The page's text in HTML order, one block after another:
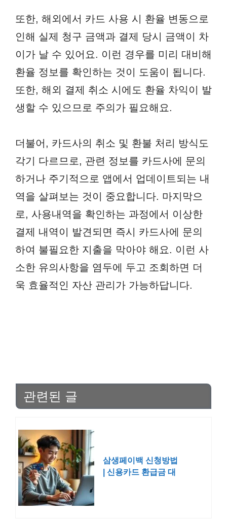
또한, 해외에서 카드 사용 시 환율 변동으로
인해 실제 청구 금액과 결제 당시 금액이 차
이가 날 수 있어요. 이런 경우를 미리 대비해
환율 정보를 확인하는 것이 도움이 됩니다.
또한, 해외 결제 취소 시에도 환율 차익이 발
생할 수 있으므로 주의가 필요해요.
더불어, 카드사의 취소 및 환불 처리 방식도
각기 다르므로, 관련 정보를 카드사에 문의
하거나 주기적으로 앱에서 업데이트되는 내
역을 살펴보는 것이 중요합니다. 마지막으
로, 사용내역을 확인하는 과정에서 이상한
결제 내역이 발견되면 즉시 카드사에 문의
하여 불필요한 지출을 막아야 해요. 이런 사
소한 유의사항을 염두에 두고 조회하면 더
욱 효율적인 자산 관리가 가능하답니다.
관련된 글
삼생페이백 신청방법
| 신용카드 환급금 대